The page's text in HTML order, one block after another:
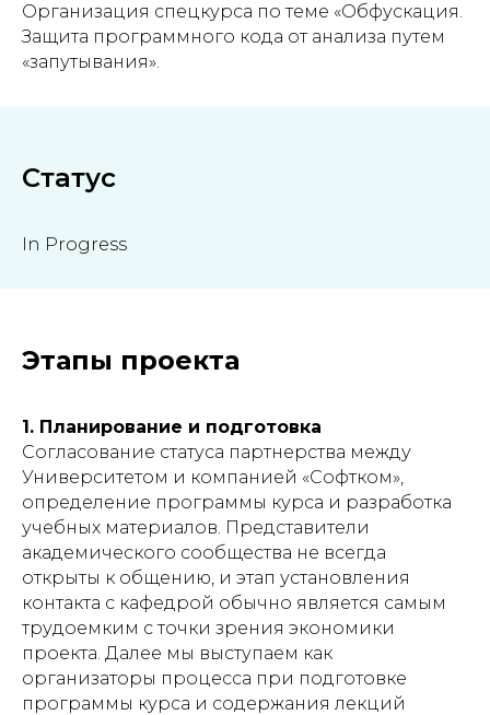
Организация спецкурса по теме «Обфускация.
Защита программного кода от анализа путем
«запутывания».
Статус
In Progress
Этапы проекта
1. Планирование и подготовка
Согласование статуса партнерства между
Университетом и компанией «Софтком»,
определение программы курса и разработка
учебных материалов. Представители
академического сообщества не всегда
открыты к общению, и этап установления
контакта с кафедрой обычно является самым
трудоемким с точки зрения экономики
проекта. Далее мы выступаем как
организаторы процесса при подготовке
программы курса и содержания лекций